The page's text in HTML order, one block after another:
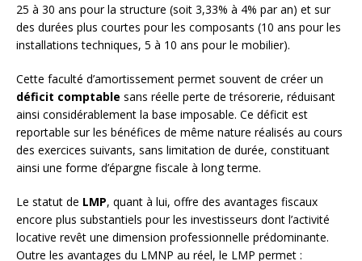
25 à 30 ans pour la structure (soit 3,33% à 4% par an) et sur
des durées plus courtes pour les composants (10 ans pour les
installations techniques, 5 à 10 ans pour le mobilier).
Cette faculté d’amortissement permet souvent de créer un
déficit comptable sans réelle perte de trésorerie, réduisant
ainsi considérablement la base imposable. Ce déficit est
reportable sur les bénéfices de même nature réalisés au cours
des exercices suivants, sans limitation de durée, constituant
ainsi une forme d’épargne fiscale à long terme.
Le statut de LMP, quant à lui, offre des avantages fiscaux
encore plus substantiels pour les investisseurs dont l’activité
locative revêt une dimension professionnelle prédominante.
Outre les avantages du LMNP au réel, le LMP permet :